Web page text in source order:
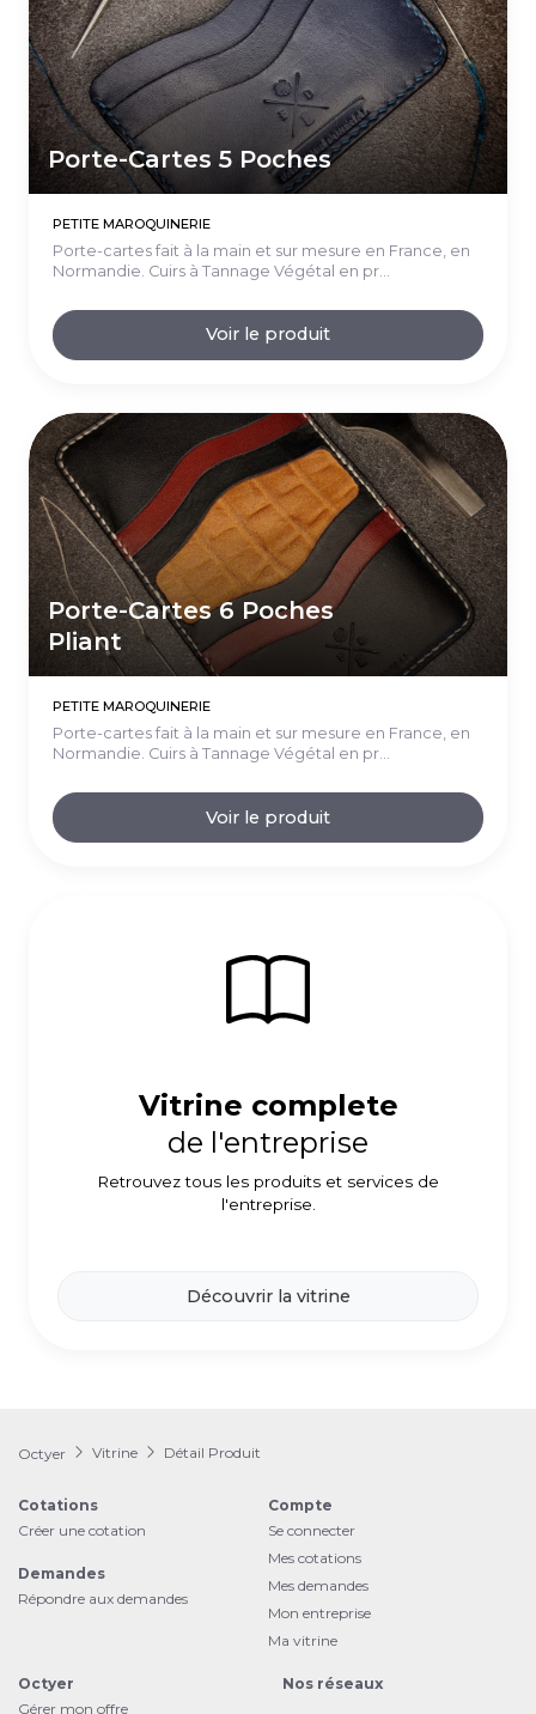
Porte-Cartes 5 Poches
PETITE MAROQUINERIE
Porte-cartes fait à la main et sur mesure en France, en
Normandie. Cuirs à Tannage Végétal en pr...
Voir le produit
Porte-Cartes 6 Poches
Pliant
PETITE MAROQUINERIE
Porte-cartes fait à la main et sur mesure en France, en
Normandie. Cuirs à Tannage Végétal en pr...
Voir le produit
Vitrine complete
de l'entreprise
Retrouvez tous les produits et services de
l'entreprise.
Découvrir la vitrine
Octyer Vitrine Détail Produit
Cotations
Créer une cotation
Demandes
Répondre aux demandes
Compte
Se connecter
Mes cotations
Mes demandes
Mon entreprise
Ma vitrine
Octyer
Gérer mon offre
Nos réseaux